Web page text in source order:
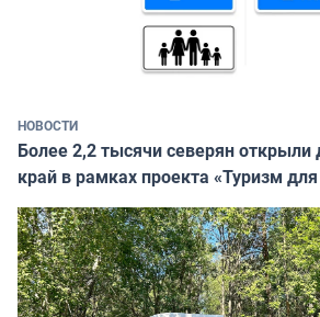
НОВОСТИ
Более 2,2 тысячи северян открыли
край в рамках проекта «Туризм